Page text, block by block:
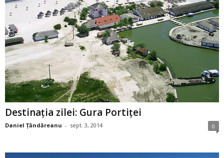
Destinația zilei: Gura Portiţei
Daniel Țăndăreanu - sept. 3, 2014 0